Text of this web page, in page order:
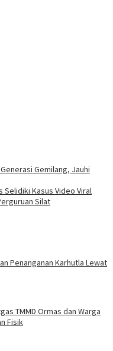
Gemilang, Jauhi
Selidiki Kasus Video Viral
Silat
Penanganan Karhutla Lewat
TMMD Ormas dan Warga
Fisik